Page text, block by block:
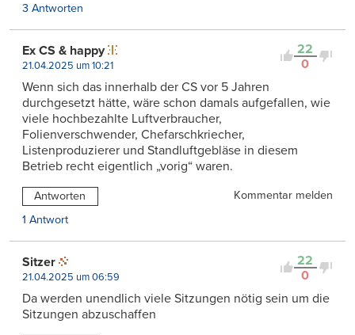
3 Antworten
22
0
Ex CS & happy
21.04.2025 um 10:21
Wenn sich das innerhalb der CS vor 5 Jahren
durchgesetzt hätte, wäre schon damals aufgefallen, wie
viele hochbezahlte Luftverbraucher,
Folienverschwender, Chefarschkriecher,
Listenproduzierer und Standluftgebläse in diesem
Betrieb recht eigentlich „vorig“ waren.
Antworten
Kommentar melden
1 Antwort
22
0
Sitzer
21.04.2025 um 06:59
Da werden unendlich viele Sitzungen nötig sein um die
Sitzungen abzuschaffen